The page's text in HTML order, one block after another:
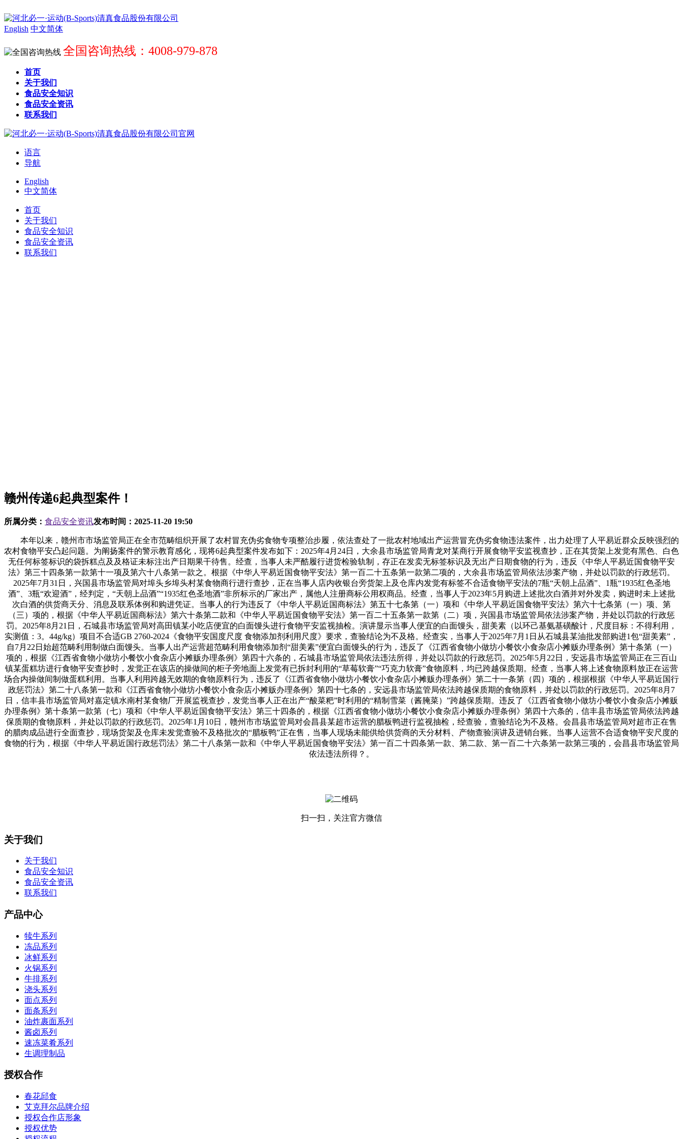
English 中文简体
全国咨询热线：4008-979-878
首页
关于我们
食品安全知识
食品安全资讯
联系我们
语言
导航
English
中文简体
首页
关于我们
食品安全知识
食品安全资讯
联系我们
赣州传递6起典型案件！
所属分类： 食品安全资讯发布时间： 2025-11-20 19:50
本年以来，赣州市市场监管局正在全市范畴组织开展了农村冒充伪劣食物专项整治步履，依法查处了一批农村地域出产运营冒充伪劣食物违法案件，出力处理了人平易近群众反映强烈的
农村食物平安凸起问题。为阐扬案件的警示教育感化，现将6起典型案件发布如下：2025年4月24日，大余县市场监管局青龙对某商行开展食物平安监视查抄，正在其货架上发觉有黑色、白色
无任何标签标识的袋拆糕点及及格证未标注出产日期果干待售。经查，当事人未严酷履行进货检验轨制，存正在发卖无标签标识及无出产日期食物的行为，违反《中华人平易近国食物平安
法》第三十四条第一款第十一项及第六十八条第一款之。根据《中华人平易近国食物平安法》第一百二十五条第一款第二项的，大余县市场监管局依法涉案产物，并处以罚款的行政惩罚。
2025年7月31日，兴国县市场监管局对埠头乡埠头村某食物商行进行查抄，正在当事人店内收银台旁货架上及仓库内发觉有标签不合适食物平安法的7瓶“天朝上品酒”、1瓶“1935红色圣地
酒”、3瓶“欢迎酒”，经判定，“天朝上品酒”“1935红色圣地酒”非所标示的厂家出产，属他人注册商标公用权商品。经查，当事人于2023年5月购进上述批次白酒并对外发卖，购进时未上述批
次白酒的供货商天分、消息及联系体例和购进凭证。当事人的行为违反了《中华人平易近国商标法》第五十七条第（一）项和《中华人平易近国食物平安法》第六十七条第（一）项、第
（三）项的，根据《中华人平易近国商标法》第六十条第二款和《中华人平易近国食物平安法》第一百二十五条第一款第（二）项，兴国县市场监管局依法涉案产物，并处以罚款的行政惩
罚。2025年8月21日，石城县市场监管局对高田镇某小吃店便宜的白面馒头进行食物平安监视抽检。演讲显示当事人便宜的白面馒头，甜美素（以环己基氨基磺酸计，尺度目标：不得利用，
实测值：3。44g/kg）项目不合适GB 2760-2024《食物平安国度尺度 食物添加剂利用尺度》要求，查验结论为不及格。经查实，当事人于2025年7月1日从石城县某油批发部购进1包“甜美素”，
自7月22日始超范畴利用制做白面馒头。当事人出产运营超范畴利用食物添加剂“甜美素”便宜白面馒头的行为，违反了《江西省食物小做坊小餐饮小食杂店小摊贩办理条例》第十条第（一）
项的，根据《江西省食物小做坊小餐饮小食杂店小摊贩办理条例》第四十六条的，石城县市场监管局依法违法所得，并处以罚款的行政惩罚。2025年5月22日，安远县市场监管局正在三百山
镇某蛋糕坊进行食物平安查抄时，发觉正在该店的操做间的柜子旁地面上发觉有已拆封利用的“草莓软膏”“巧克力软膏”食物原料，均已跨越保质期。经查，当事人将上述食物原料放正在运营
场合内操做间制做蛋糕利用。当事人利用跨越无效期的食物原料行为，违反了《江西省食物小做坊小餐饮小食杂店小摊贩办理条例》第二十一条第（四）项的，根据根据《中华人平易近国行
政惩罚法》第二十八条第一款和《江西省食物小做坊小餐饮小食杂店小摊贩办理条例》第四十七条的，安远县市场监管局依法跨越保质期的食物原料，并处以罚款的行政惩罚。2025年8月7
日，信丰县市场监管局对嘉定镇水南村某食物厂开展监视查抄，发觉当事人正在出产“酸菜粑”时利用的“精制雪菜（酱腌菜）”跨越保质期。违反了《江西省食物小做坊小餐饮小食杂店小摊贩
办理条例》第十条第一款第（七）项和《中华人平易近国食物平安法》第三十四条的，根据《江西省食物小做坊小餐饮小食杂店小摊贩办理条例》第四十六条的，信丰县市场监管局依法跨越
保质期的食物原料，并处以罚款的行政惩罚。2025年1月10日，赣州市市场监管局对会昌县某超市运营的腊板鸭进行监视抽检，经查验，查验结论为不及格。会昌县市场监管局对超市正在售
的腊肉成品进行全面查抄，现场货架及仓库未发觉查验不及格批次的“腊板鸭”正在售，当事人现场未能供给供货商的天分材料、产物查验演讲及进销台账。当事人运营不合适食物平安尺度的
食物的行为，根据《中华人平易近国行政惩罚法》第二十八条第一款和《中华人平易近国食物平安法》第一百二十四条第一款、第二款、第一百二十六条第一款第三项的，会昌县市场监管局
依法违法所得？。
扫一扫，关注官方微信
关于我们
关于我们
食品安全知识
食品安全资讯
联系我们
产品中心
犊牛系列
冻品系列
冰鲜系列
火锅系列
牛排系列
浇头系列
面点系列
面条系列
油炸裹面系列
酱卤系列
速冻菜肴系列
生调理制品
授权合作
春花邱食
艾克拜尔品牌介绍
授权合作店形象
授权优势